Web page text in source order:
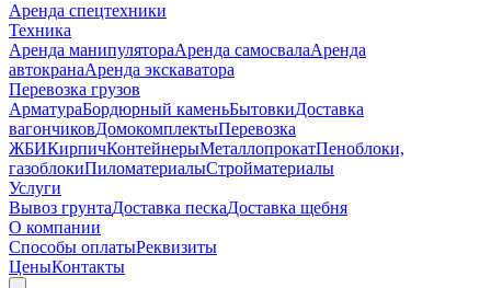
Аренда спецтехники
Техника
Аренда манипулятораАренда самосвалаАренда
автокранаАренда экскаватора
Перевозка грузов
АрматураБордюрный каменьБытовкиДоставка
вагончиковДомокомплектыПеревозка
ЖБИКирпичКонтейнерыМеталлопрокатПеноблоки,
газоблокиПиломатериалыСтройматериалы
Услуги
Вывоз грунтаДоставка пескаДоставка щебня
О компании
Cпособы оплатыРеквизиты
ЦеныКонтакты